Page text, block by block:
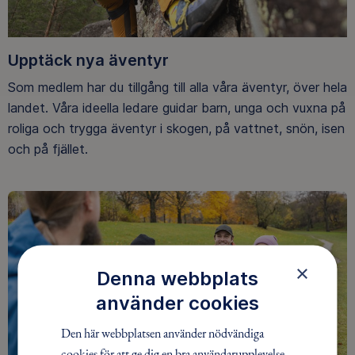
Upptäck nya äventyr
Som medlem har du tillgång till alla våra äventyr, över hela
landet. Våra ideella ledare guidar barn, unga och vuxna på
roliga och trygga äventyr i skogen, på vattnet, snön, isen
och på fjället.
×
Denna webbplats
använder cookies
Den här webbplatsen använder nödvändiga